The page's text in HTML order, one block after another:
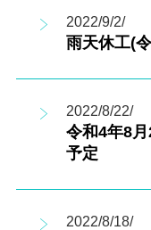
2022/9/2/
雨天休工(
2022/8/22/
令和4年8
予定
2022/8/18/